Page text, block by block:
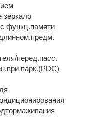
зеркало
функц.памяти
перед.пасс.
парк.(PDC)